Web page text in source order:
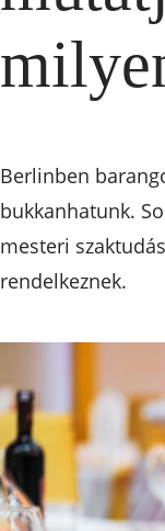
Berlinben
bukkanhatunk.
mesteri
rendelkeznek.